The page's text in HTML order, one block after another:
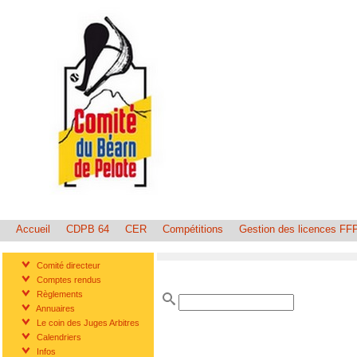
Accueil CDPB 64 CER Compétitions Gestion des licences
Comité directeur
Comptes rendus
Règlements
Annuaires
Le coin des Juges Arbitres
Calendriers
Infos